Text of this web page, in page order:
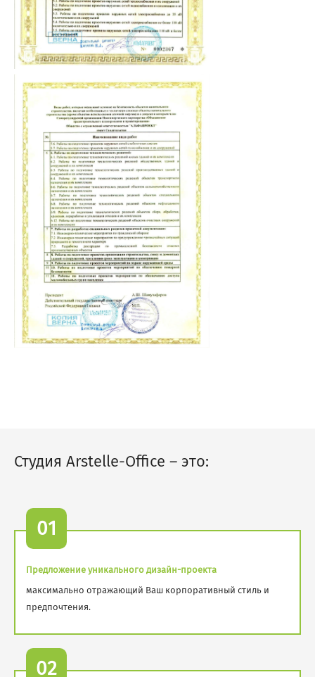
Студия Arstelle-Office – это:
01
Предложение уникального дизайн-проекта
максимально отражающий Ваш корпоративный стиль и
предпочтения.
02